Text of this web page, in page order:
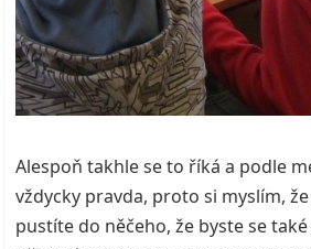
Alespoň takhle se to říká a podle
vždycky pravda, proto si myslím,
pustíte do něčeho, že byste se